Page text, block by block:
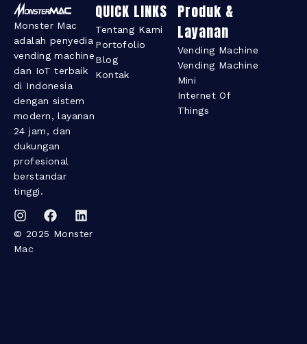
Monster Mac
adalah penyedia
vending machine
dan IoT terbaik
di Indonesia
dengan sistem
modern, layanan
24 jam, dan
dukungan
profesional
berstandar
tinggi.
© 2025 Monster
Mac
QUICK LINKS
Tentang Kami
Portofolio
Blog
Kontak
Produk &
Layanan​
Vending Machine
Vending Machine
Mini
Internet Of
Things